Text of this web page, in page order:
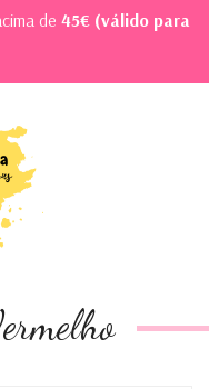
de 45€ (válido para